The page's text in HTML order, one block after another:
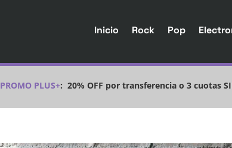
Inicio Rock Pop
PROMO PLUS+: 20% OFF por transferencia o 3 cuotas